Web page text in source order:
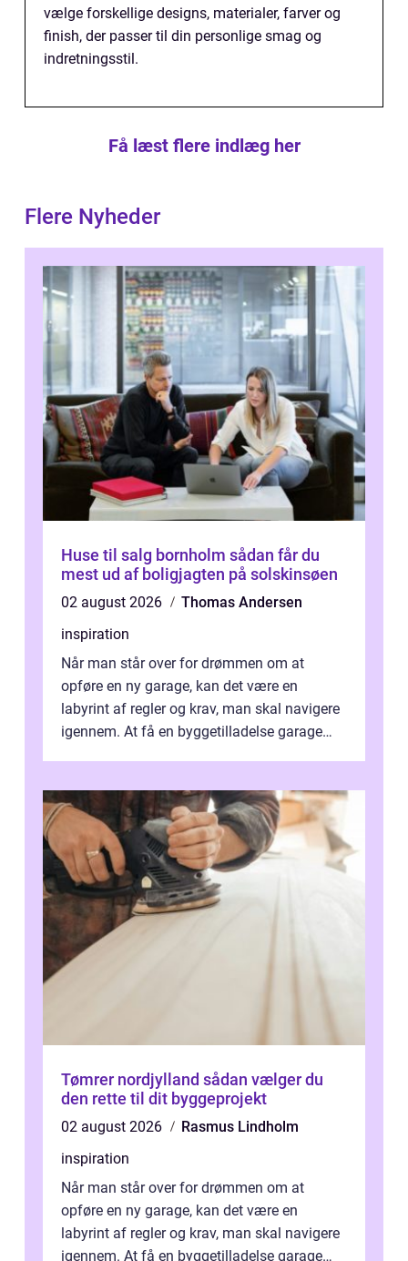
vælge forskellige designs, materialer, farver og
finish, der passer til din personlige smag og
indretningsstil.
Få læst flere indlæg her
Flere Nyheder
Huse til salg bornholm sådan får du
mest ud af boligjagten på solskinsøen
02 august 2026
Thomas Andersen
inspiration
Når man står over for drømmen om at
opføre en ny garage, kan det være en
labyrint af regler og krav, man skal navigere
igennem. At få en byggetilladelse garage
Tømrer nordjylland sådan vælger du
den rette til dit byggeprojekt
02 august 2026
Rasmus Lindholm
inspiration
Når man står over for drømmen om at
opføre en ny garage, kan det være en
labyrint af regler og krav, man skal navigere
igennem. At få en byggetilladelse garage